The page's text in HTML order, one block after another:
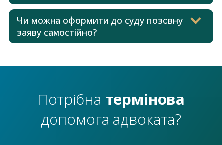
Чи можна оформити до суду позовну
заяву самостійно?
Потрібна термінова
допомога адвоката?